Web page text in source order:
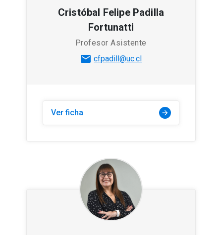
Cristóbal Felipe Padilla
Fortunatti
Profesor Asistente
mail cfpadill@uc.cl
Ver ficha arrow_forward